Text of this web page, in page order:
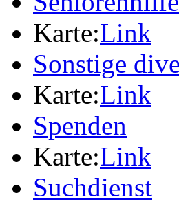
Karte:Link
Sonstige
Karte:Link
Spenden
Karte:Link
Suchdienst